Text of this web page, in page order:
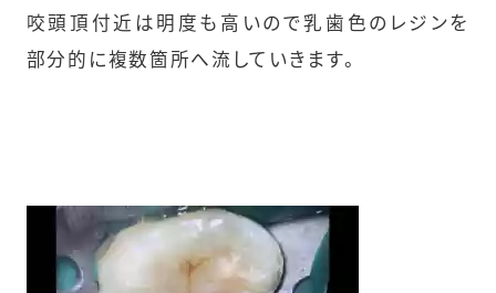
咬頭頂付近は明度も高いので乳歯色のレジンを
部分的に複数箇所へ流していきます。